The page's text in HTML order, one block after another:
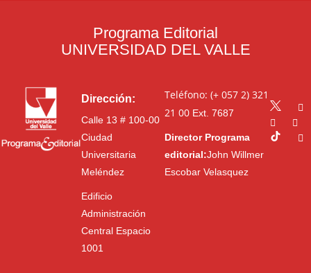
Programa Editorial
UNIVERSIDAD DEL VALLE
Dirección:
Calle 13 # 100-00
Ciudad
Universitaria
Meléndez
Edificio
Administración
Central Espacio
1001
Teléfono: (+ 057 2) 321
21 00Ext. 7687
Director Programa
editorial:John Willmer
Escobar Velasquez